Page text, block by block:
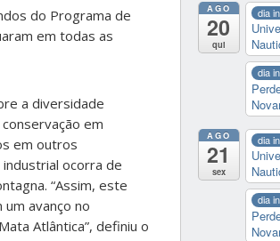
do Programa de
em todas as
a diversidade
em
em outros
ocorra de
“Assim, este
avanço no
Atlântica”, definiu o
AGO
20
qui
dia
dia
AGO
21
sex
dia
dia